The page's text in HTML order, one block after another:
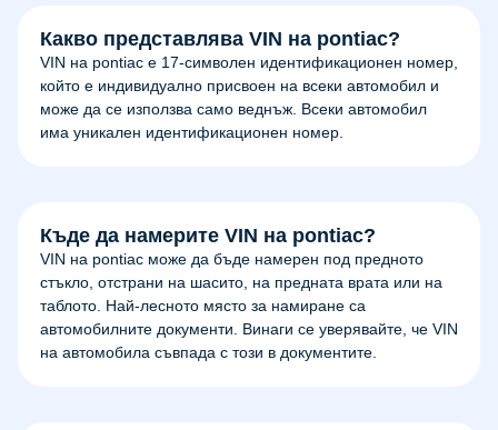
Какво представлява VIN на pontiac?
VIN на pontiac е 17-символен идентификационен номер,
който е индивидуално присвоен на всеки автомобил и
може да се използва само веднъж. Всеки автомобил
има уникален идентификационен номер.
Къде да намерите VIN на pontiac?
VIN на pontiac може да бъде намерен под предното
стъкло, отстрани на шасито, на предната врата или на
таблото. Най-лесното място за намиране са
автомобилните документи. Винаги се уверявайте, че VIN
на автомобила съвпада с този в документите.